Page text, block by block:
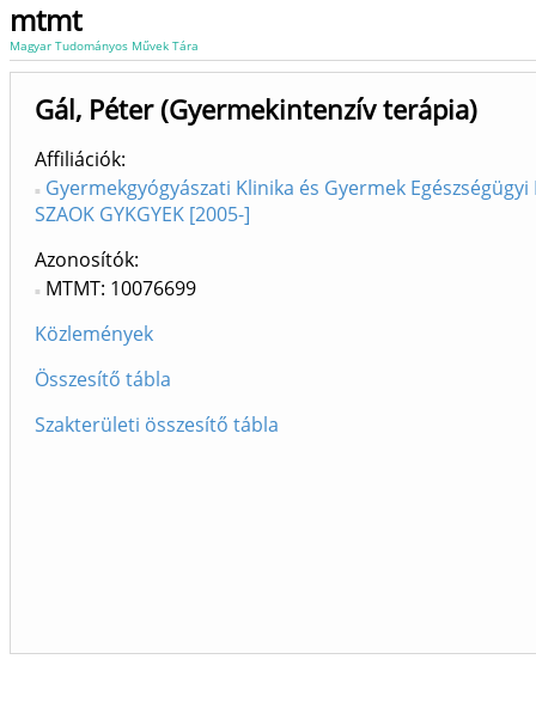
mtmt
Magyar Tudományos Művek Tára
Gál, Péter (Gyermekintenzív terápia)
Affiliációk
Gyermekgyógyászati Klinika és Gyermek Egészségügyi
SZAOK GYKGYEK [2005-]
Azonosítók
MTMT: 10076699
Közlemények
Összesítő tábla
Szakterületi összesítő tábla